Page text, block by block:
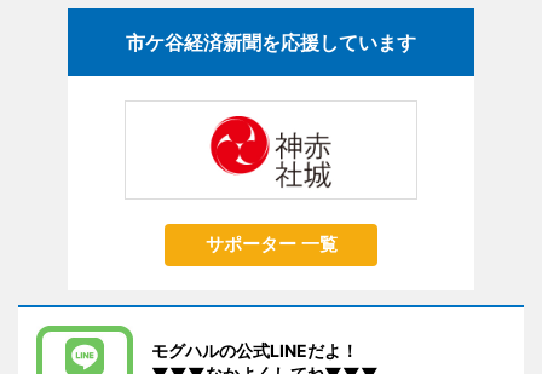
市ケ谷経済新聞を応援しています
サポーター 一覧
モグハルの公式LINEだよ！